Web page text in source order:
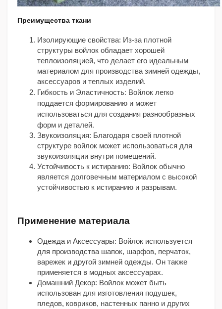
Преимущества ткани
Изолирующие свойства: Из-за плотной
структуры войлок обладает хорошей
теплоизоляцией, что делает его идеальным
материалом для производства зимней одежды,
аксессуаров и теплых изделий.
Гибкость и Эластичность: Войлок легко
поддается формированию и может
использоваться для создания разнообразных
форм и деталей.
Звукоизоляция: Благодаря своей плотной
структуре войлок может использоваться для
звукоизоляции внутри помещений.
Устойчивость к истиранию: Войлок обычно
является долговечным материалом с высокой
устойчивостью к истиранию и разрывам.
Применение материала
Одежда и Аксессуары: Войлок используется
для производства шапок, шарфов, перчаток,
варежек и другой зимней одежды. Он также
применяется в модных аксессуарах.
Домашний Декор: Войлок может быть
использован для изготовления подушек,
пледов, ковриков, настенных панно и других